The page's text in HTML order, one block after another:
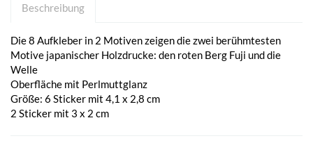
Beschreibung
Die 8 Aufkleber in 2 Motiven zeigen die zwei berühmtesten
Motive japanischer Holzdrucke: den roten Berg Fuji und die
Welle
Oberfläche mit Perlmuttglanz
Größe: 6 Sticker mit 4,1 x 2,8 cm
2 Sticker mit 3 x 2 cm